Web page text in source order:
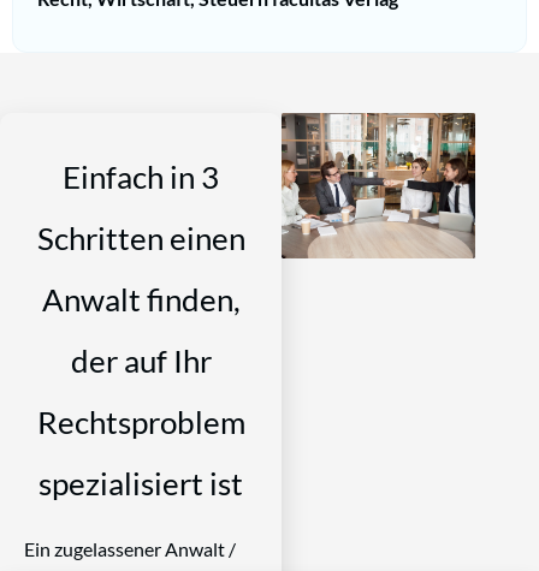
Einfach in 3
Schritten einen
Anwalt finden,
der auf Ihr
Rechtsproblem
spezialisiert ist
Ein zugelassener Anwalt /